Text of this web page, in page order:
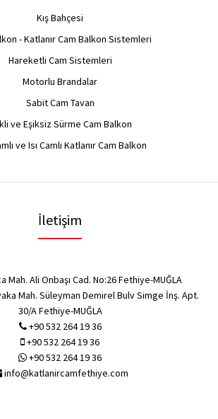
Kış Bahçesi
- Katlanır Cam Balkon Sistemleri
Hareketli Cam Sistemleri
Motorlu Brandalar
Sabit Cam Tavan
ve Eşiksiz Sürme Cam Balkon
ve Isı Camlı Katlanır Cam Balkon
İletişim
Mah. Ali Onbaşı Cad. No:26 Fethiye-MUĞLA
Mah. Süleyman Demirel Bulv Simge İnş. Apt.
30/A Fethiye-MUĞLA
+90 532 264 19 36
+90 532 264 19 36
+90 532 264 19 36
info@katlanircamfethiye.com